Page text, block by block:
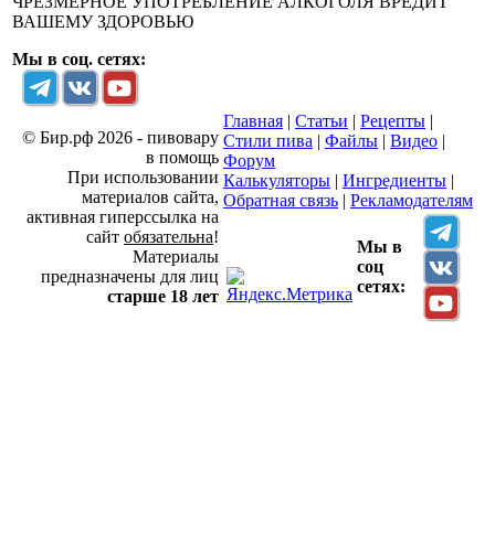
ВАШЕМУ ЗДОРОВЬЮ
Мы в соц. сетях:
© Бир.рф 2026 - пивовару
в помощь
При использовании
материалов сайта,
активная гиперссылка на
сайт обязательна!
Материалы
предназначены для лиц
старше 18 лет
Главная | Статьи | Рецепты |
Стили пива | Файлы | Видео |
Форум
Калькуляторы | Ингредиенты |
Обратная связь | Рекламодателям
Мы в
соц
сетях: